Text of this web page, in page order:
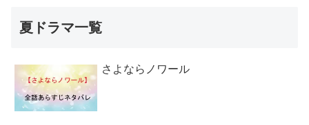
夏ドラマ一覧
さよならノワール